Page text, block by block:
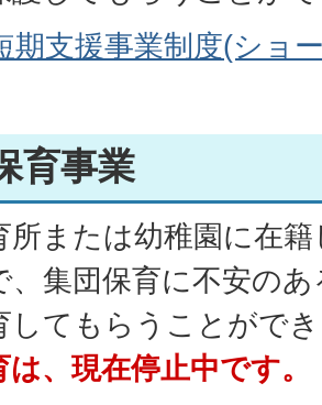
期支援事業制度(ショ
育事業
所または幼稚園に在
、集団保育に不安の
してもらうことがで
、現在停止中です。